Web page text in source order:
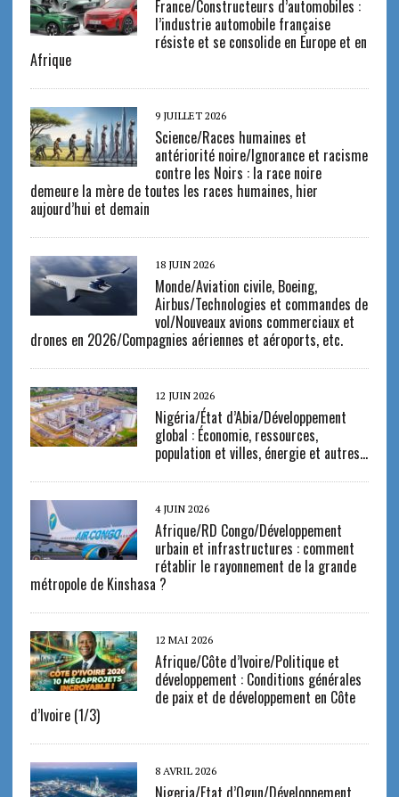
France/Constructeurs d’automobiles :
l’industrie automobile française
résiste et se consolide en Europe et en
Afrique
9 JUILLET 2026
Science/Races humaines et
antériorité noire/Ignorance et racisme
contre les Noirs : la race noire
demeure la mère de toutes les races humaines, hier
aujourd’hui et demain
18 JUIN 2026
Monde/Aviation civile, Boeing,
Airbus/Technologies et commandes de
vol/Nouveaux avions commerciaux et
drones en 2026/Compagnies aériennes et aéroports, etc.
12 JUIN 2026
Nigéria/État d’Abia/Développement
global : Économie, ressources,
population et villes, énergie et autres…
4 JUIN 2026
Afrique/RD Congo/Développement
urbain et infrastructures : comment
rétablir le rayonnement de la grande
métropole de Kinshasa ?
12 MAI 2026
Afrique/Côte d’Ivoire/Politique et
développement : Conditions générales
de paix et de développement en Côte
d’Ivoire (1/3)
8 AVRIL 2026
Nigeria/Etat d’Ogun/Développement,